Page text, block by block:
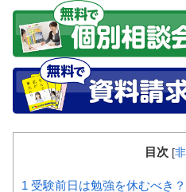
目次 [
1 受験前日は勉強を休むべき